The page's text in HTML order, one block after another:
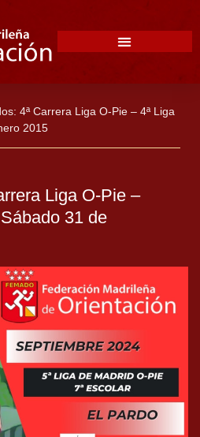
4ª Carrera Liga O-Pie – 4ª Liga
2015
Liga O-Pie –
31 de